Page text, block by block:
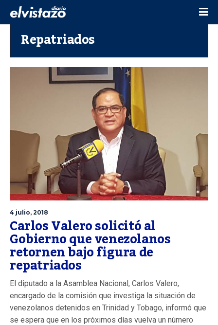
Repatriados
4 julio, 2018
Carlos Valero solicitó al
Gobierno que venezolanos
retornen bajo figura de
repatriados
El diputado a la Asamblea Nacional, Carlos Valero,
encargado de la comisión que investiga la situación de
venezolanos detenidos en Trinidad y Tobago, informó que
se espera que en los próximos días vuelva un número